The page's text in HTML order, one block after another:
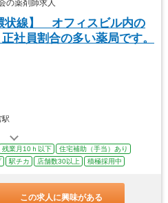
の薬剤師求人
状線】 オフィスビル内の
社員割合の多い薬局です。
駅
残業月10ｈ以下
住宅補助（手当）あり
駅チカ 店舗数30以上 積極採用中
この求人に興味がある